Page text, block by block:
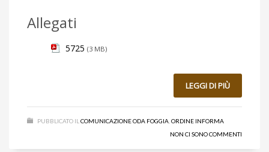
Allegati
5725 (3 MB)
LEGGI DI PIÙ
PUBBLICATO IL COMUNICAZIONE ODA FOGGIA ORDINE INFORMA
NON CI SONO COMMENTI